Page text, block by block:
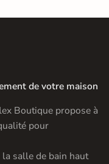
de votre maison
Boutique propose à
pour
salle de bain haut